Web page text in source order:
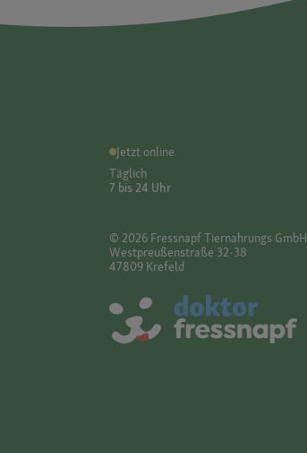
Jetzt online
Täglich
7 bis 24 Uhr
© 2026 Fressnapf Tiernahrungs GmbH
Westpreußenstraße 32-38
47809 Krefeld